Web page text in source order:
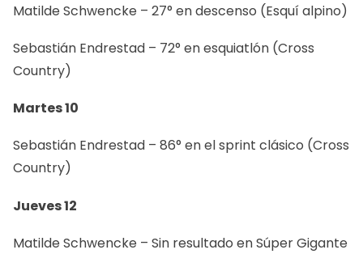
Matilde Schwencke – 27° en descenso (Esquí alpino)
Sebastián Endrestad – 72° en esquiatlón (Cross
Country)
Martes 10
Sebastián Endrestad – 86° en el sprint clásico (Cross
Country)
Jueves 12
Matilde Schwencke – Sin resultado en Súper Gigante